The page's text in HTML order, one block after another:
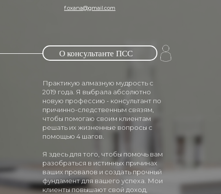
Практикую алмазную мудрость с
2019 года. Я выбрала абсолютно
новую профессию - консультант по
причинно-следственным связям,
чтобы помогаю своим клиентам
решать их жизненные вопросы с
помощью 4 шагов.
Я здесь для того, чтобы помочь вам
разобраться в истинных причинах
ваших провалов и создать прочный
фундамент для вашего успеха. Мои
клиенты повышают свой доход,
О консультанте ПСС
f.oxana@gmail.com